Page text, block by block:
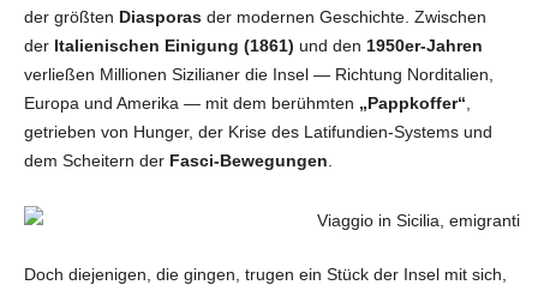
der größten Diasporas der modernen Geschichte. Zwischen
der Italienischen Einigung (1861) und den 1950er‑Jahren
verließen Millionen Sizilianer die Insel — Richtung Norditalien,
Europa und Amerika — mit dem berühmten „Pappkoffer“
getrieben von Hunger, der Krise des Latifundien‑Systems und
dem Scheitern der Fasci‑Bewegungen
Doch diejenigen, die gingen, trugen ein Stück der Insel mit sich,